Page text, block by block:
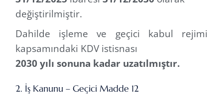
değiştirilmiştir.
Dahilde işleme ve geçici kabul rejimi
kapsamındaki KDV istisnası
2030 yılı sonuna kadar uzatılmıştır.
2. İş Kanunu – Geçici Madde 12